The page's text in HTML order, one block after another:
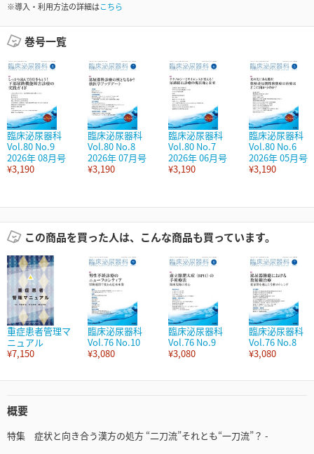
※導入・利用方法の詳細はこちら
巻号一覧
臨床泌尿器科
Vol.80 No.9
2026年 08月号
¥3,190
臨床泌尿器科
Vol.80 No.8
2026年 07月号
¥3,190
臨床泌尿器科
Vol.80 No.7
2026年 06月号
¥3,190
臨床泌尿器科
Vol.80 No.6
2026年 05月号
¥3,190
この商品を買った人は、こんな商品も買っています。
重症患者管理マ
ニュアル
¥7,150
臨床泌尿器科
Vol.76 No.10
¥3,080
臨床泌尿器科
Vol.76 No.9
¥3,080
臨床泌尿器科
Vol.76 No.8
¥3,080
概要
特集 症状と向き合う漢方の処方 “二刀流”それとも“一刀流”？ -